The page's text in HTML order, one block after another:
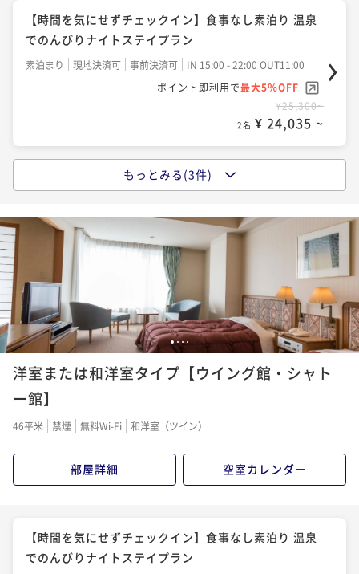
【草津温泉を満喫】◇標高1200メートルの自然と温泉
で過ごす◇リフレッシュ＆バイキングプラン♪
二食付き 現地決済可 事前決済可
IN 15:00 - 20:00 OUT11:00
ポイント即利用で 最大5％OFF
¥30,800~
2名 ¥ 29,260 ~
【屋内で遊べる温水プール】◇ファミリー旅行におす
すめ◇テルメテルメフリーパス＆バイキングプラン♪
二食付き 現地決済可 事前決済可
IN 15:00 - 20:00 OUT11:00
ポイント即利用で
¥31,900~
¥ 30,305 ~
【スタンダードプラン】◇ヴィレッジを遊ぼう◇遊び
放題リゾートパスポート付き！
二食付き 現地決済可 事前決済可
IN 15:00 - 20:00 OUT11:00
【時間を気にせずチェックイン】食事なし素泊り 温泉
でのんびりナイトステイプラン
素泊まり 現地決済可 事前決済可
IN 15:00 - 22:00 OUT11:00
ポイント即利用で最大5％OFF
¥25,300~
2名 ¥ 24,035 ~
【草津温泉を満喫】◇標高1200メートルの自然と温泉
二食付き 現地決済可
IN 15:00 - 20:00 OUT11:00
ポイント即利用で
¥34,100~
¥ 32,395 ~
【屋内で遊べる温水プール】◇ファミリー旅行におす
すめ◇テルメテルメフリーパス＆バイキングプラン♪
二食付き
二食付き 現地決済可 事前決済可
もっとみる(3件)
1234
洋室または和洋室タイプ【ウイング館・シャト
ー館】
46平米 禁煙 無料Wi-Fi 和洋室（ツイン）
部屋詳細 空室カレンダー
【時間を気にせずチェックイン】食事なし素泊り 温泉
でのんびりナイトステイプラン